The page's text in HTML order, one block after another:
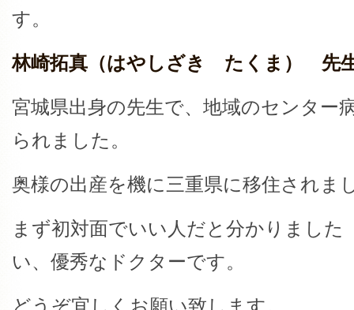
す。
林崎拓真（はやしざき たくま） 先
宮城県出身の先生で、地域のセンター
られました。
奥様の出産を機に三重県に移住されま
まず初対面でいい人だと分かりまし
い、優秀なドクターです。